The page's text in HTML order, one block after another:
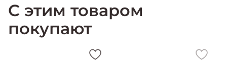
С этим товаром
покупают